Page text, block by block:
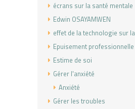
écrans sur la santé mentale
Edwin OSAYAMWEN
effet de la technologie sur
Epuisement professionnelle
Estime de soi
Gérer l'anxiété
Anxiété
Gérer les troubles